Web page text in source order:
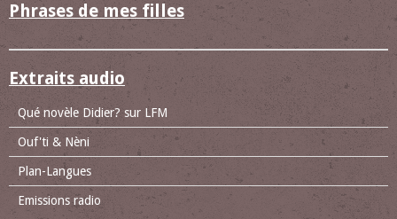
Phrases de mes filles
Extraits audio
Qué novèle Didier? sur LFM
Ouf'ti & Nèni
Plan-Langues
Emissions radio